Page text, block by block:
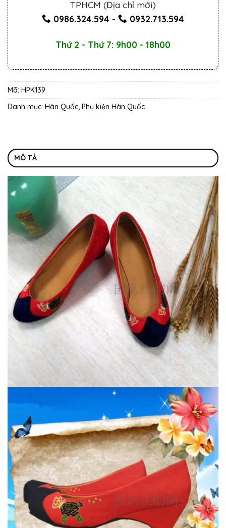
TPHCM (Địa chỉ mới)
0986.324.594 - 0932.713.594
Thứ 2 - Thứ 7: 9h00 - 18h00
Mã: HPK139
Danh mục: Hàn Quốc Phụ kiện Hàn Quốc
MÔ TẢ